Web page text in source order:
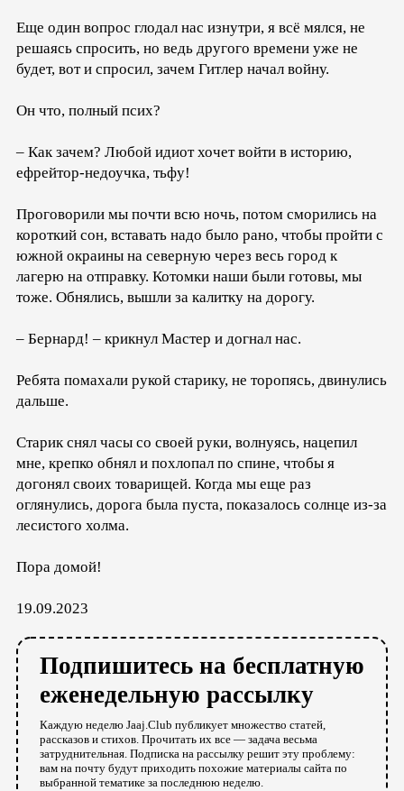
Еще один вопрос глодал нас изнутри, я всё мялся, не
решаясь спросить, но ведь другого времени уже не
будет, вот и спросил, зачем Гитлер начал войну.
Он что, полный псих?
– Как зачем? Любой идиот хочет войти в историю,
ефрейтор-недоучка, тьфу!
Проговорили мы почти всю ночь, потом сморились на
короткий сон, вставать надо было рано, чтобы пройти с
южной окраины на северную через весь город к
лагерю на отправку. Котомки наши были готовы, мы
тоже. Обнялись, вышли за калитку на дорогу.
– Бернард! – крикнул Мастер и догнал нас.
Ребята помахали рукой старику, не торопясь, двинулись
дальше.
Старик снял часы со своей руки, волнуясь, нацепил
мне, крепко обнял и похлопал по спине, чтобы я
догонял своих товарищей. Когда мы еще раз
оглянулись, дорога была пуста, показалось солнце из-за
лесистого холма.
Пора домой!
19.09.2023
Подпишитесь на бесплатную
еженедельную рассылку
Каждую неделю Jaaj.Club публикует множество статей,
рассказов и стихов. Прочитать их все — задача весьма
затруднительная. Подписка на рассылку решит эту проблему:
вам на почту будут приходить похожие материалы сайта по
выбранной тематике за последнюю неделю.